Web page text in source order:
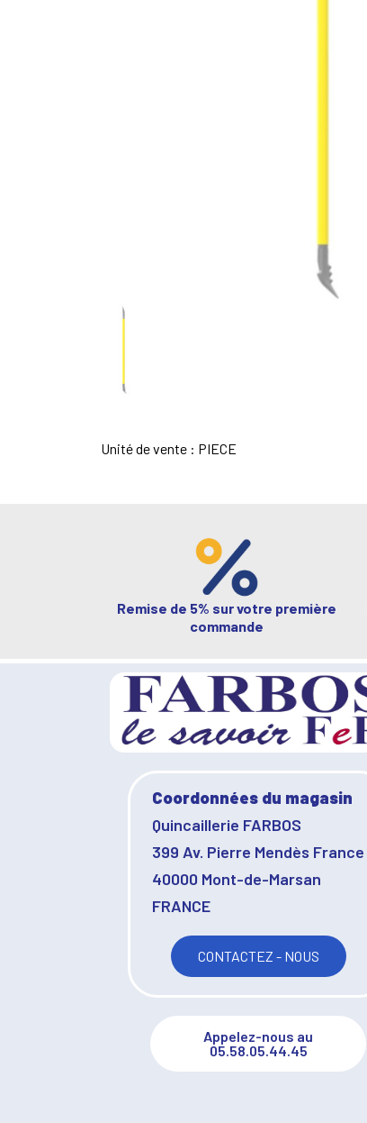
Unité de vente : PIECE
Remise de 5% sur votre première
commande
Coordonnées du magasin
Quincaillerie FARBOS
399 Av. Pierre Mendès France
40000 Mont-de-Marsan
FRANCE
CONTACTEZ - NOUS
Appelez-nous au
05.58.05.44.45